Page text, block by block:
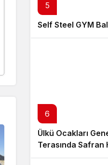
5
Self Steel GYM
6
Ülkü Ocakları
Terasında Safran